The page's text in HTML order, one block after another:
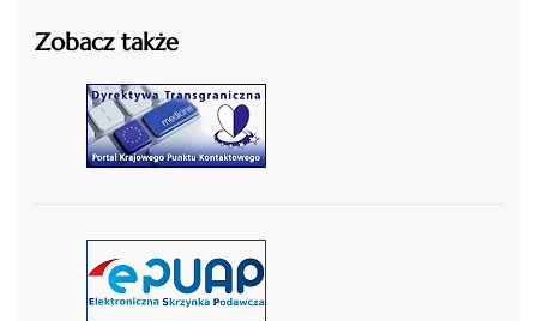
Zobacz także
czytaj więcej
czytaj więcej